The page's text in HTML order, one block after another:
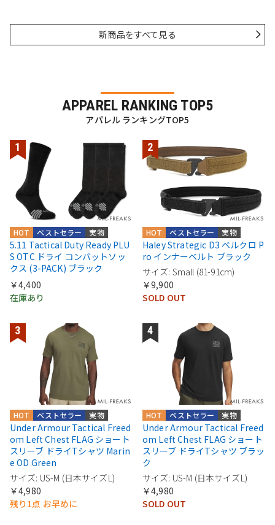
新商品をすべて見る
APPAREL RANKING TOP5
アパレル ランキングTOP5
実物
ベストセラー
HOT
5.11 Tactical Duty Ready PLU
S OTC ドライ コンバットソッ
クス (3-PACK) ブラック
￥4,400
在庫あり
実物
ベストセラー
HOT
Haley Strategic D3 ベルクロ P
ro インナーベルト ブラック
サイズ: Small (81-91cm)
￥9,900
SOLD OUT
実物
ベストセラー
HOT
Under Armour Tactical Freed
om Left Chest FLAG ショート
スリーブ ドライTシャツ Marin
e OD Green
サイズ: US-M (日本サイズL)
￥4,980
残り1点 お早めに
実物
ベストセラー
HOT
Under Armour Tactical Freed
om Left Chest FLAG ショート
スリーブ ドライTシャツ ブラッ
ク
サイズ: US-M (日本サイズL)
￥4,980
SOLD OUT